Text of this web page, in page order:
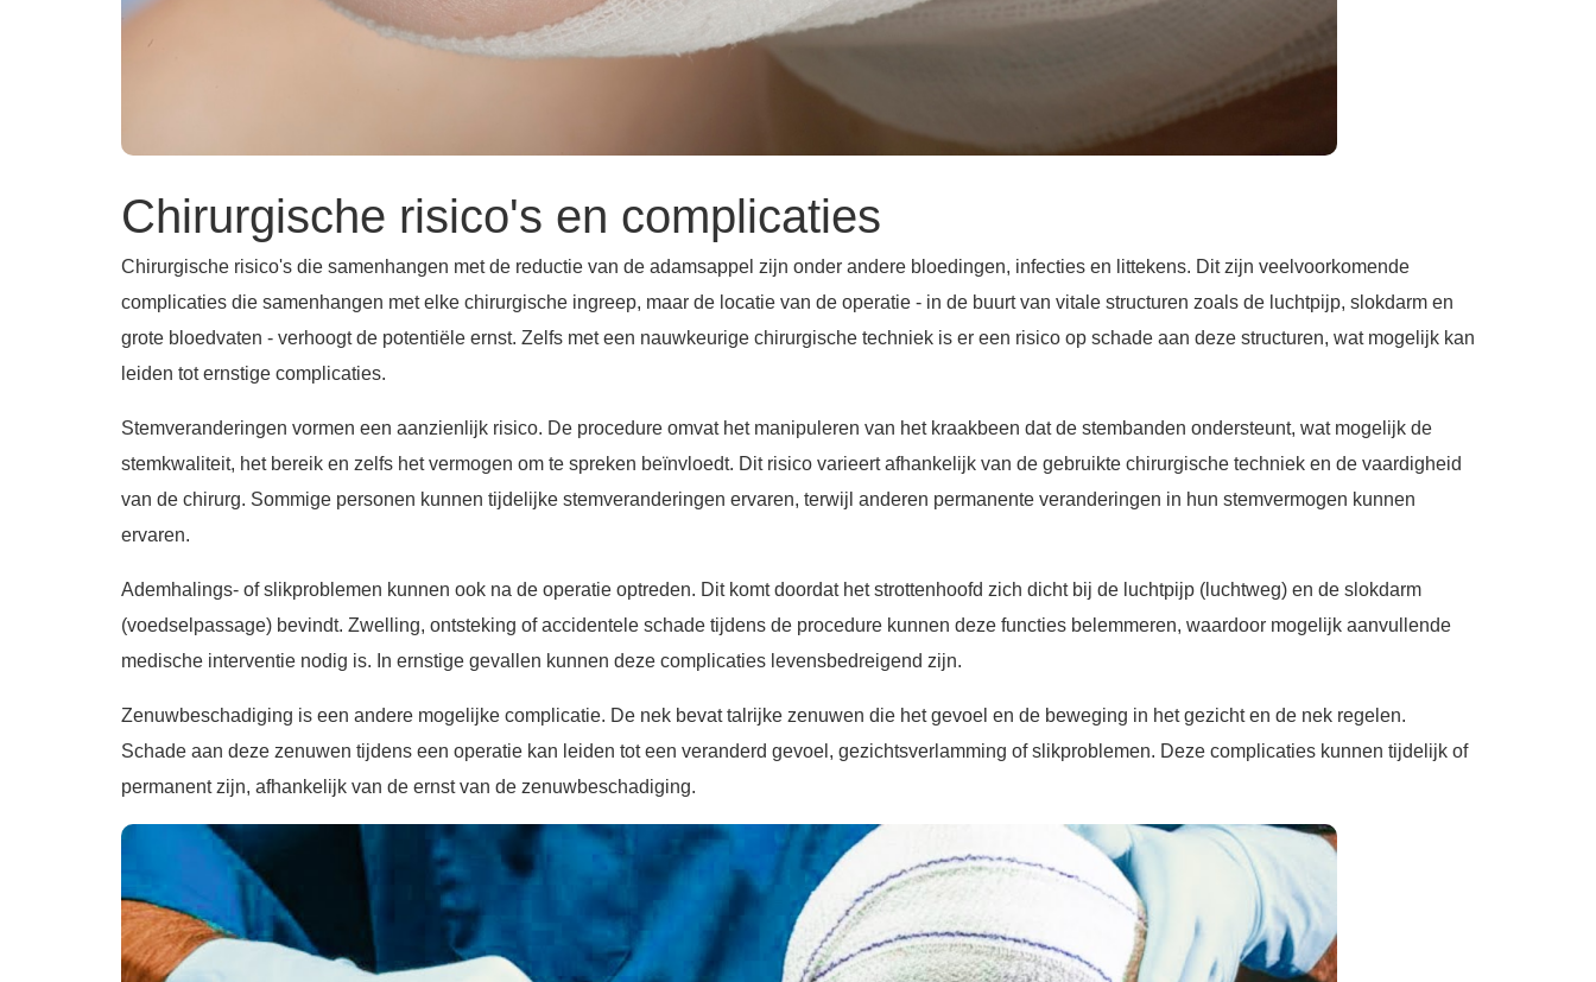
Chirurgische risico's en complicaties
Chirurgische risico's die samenhangen met de reductie van de adamsappel zijn onder andere bloedingen, infecties en littekens. Dit zijn veelvoorkomende
complicaties die samenhangen met elke chirurgische ingreep, maar de locatie van de operatie - in de buurt van vitale structuren zoals de luchtpijp, slokdarm en
grote bloedvaten - verhoogt de potentiële ernst. Zelfs met een nauwkeurige chirurgische techniek is er een risico op schade aan deze structuren, wat mogelijk kan
leiden tot ernstige complicaties.
Stemveranderingen vormen een aanzienlijk risico. De procedure omvat het manipuleren van het kraakbeen dat de stembanden ondersteunt, wat mogelijk de
stemkwaliteit, het bereik en zelfs het vermogen om te spreken beïnvloedt. Dit risico varieert afhankelijk van de gebruikte chirurgische techniek en de vaardigheid
van de chirurg. Sommige personen kunnen tijdelijke stemveranderingen ervaren, terwijl anderen permanente veranderingen in hun stemvermogen kunnen
ervaren.
Ademhalings- of slikproblemen kunnen ook na de operatie optreden. Dit komt doordat het strottenhoofd zich dicht bij de luchtpijp (luchtweg) en de slokdarm
(voedselpassage) bevindt. Zwelling, ontsteking of accidentele schade tijdens de procedure kunnen deze functies belemmeren, waardoor mogelijk aanvullende
medische interventie nodig is. In ernstige gevallen kunnen deze complicaties levensbedreigend zijn.
Zenuwbeschadiging is een andere mogelijke complicatie. De nek bevat talrijke zenuwen die het gevoel en de beweging in het gezicht en de nek regelen.
Schade aan deze zenuwen tijdens een operatie kan leiden tot een veranderd gevoel, gezichtsverlamming of slikproblemen. Deze complicaties kunnen tijdelijk of
permanent zijn, afhankelijk van de ernst van de zenuwbeschadiging.